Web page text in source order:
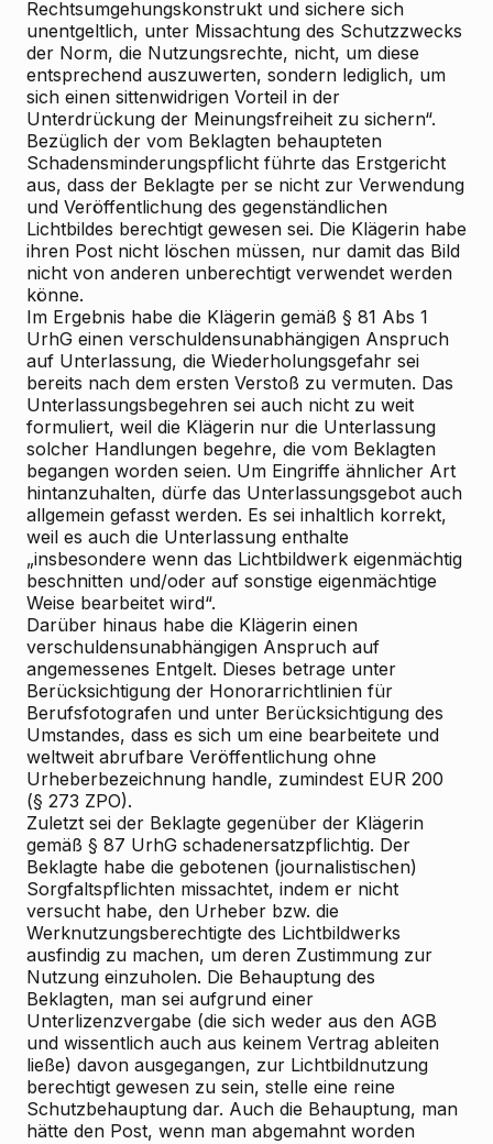
Rechtsumgehungskonstrukt und sichere sich
unentgeltlich, unter Missachtung des Schutzzwecks
der Norm, die Nutzungsrechte, nicht, um diese
entsprechend auszuwerten, sondern lediglich, um
sich einen sittenwidrigen Vorteil in der
Unterdrückung der Meinungsfreiheit zu sichern“.
Bezüglich der vom Beklagten behaupteten
Schadensminderungspflicht führte das Erstgericht
aus, dass der Beklagte per se nicht zur Verwendung
und Veröffentlichung des gegenständlichen
Lichtbildes berechtigt gewesen sei. Die Klägerin habe
ihren Post nicht löschen müssen, nur damit das Bild
nicht von anderen unberechtigt verwendet werden
könne.
Im Ergebnis habe die Klägerin gemäß § 81 Abs 1
UrhG einen verschuldensunabhängigen Anspruch
auf Unterlassung, die Wiederholungsgefahr sei
bereits nach dem ersten Verstoß zu vermuten. Das
Unterlassungsbegehren sei auch nicht zu weit
formuliert, weil die Klägerin nur die Unterlassung
solcher Handlungen begehre, die vom Beklagten
begangen worden seien. Um Eingriffe ähnlicher Art
hintanzuhalten, dürfe das Unterlassungsgebot auch
allgemein gefasst werden. Es sei inhaltlich korrekt,
weil es auch die Unterlassung enthalte
„insbesondere wenn das Lichtbildwerk eigenmächtig
beschnitten und/oder auf sonstige eigenmächtige
Weise bearbeitet wird“.
Darüber hinaus habe die Klägerin einen
verschuldensunabhängigen Anspruch auf
angemessenes Entgelt. Dieses betrage unter
Berücksichtigung der Honorarrichtlinien für
Berufsfotografen und unter Berücksichtigung des
Umstandes, dass es sich um eine bearbeitete und
weltweit abrufbare Veröffentlichung ohne
Urheberbezeichnung handle, zumindest EUR 200
(§ 273 ZPO).
Zuletzt sei der Beklagte gegenüber der Klägerin
gemäß § 87 UrhG schadenersatzpflichtig. Der
Beklagte habe die gebotenen (journalistischen)
Sorgfaltspflichten missachtet, indem er nicht
versucht habe, den Urheber bzw. die
Werknutzungsberechtigte des Lichtbildwerks
ausfindig zu machen, um deren Zustimmung zur
Nutzung einzuholen. Die Behauptung des
Beklagten, man sei aufgrund einer
Unterlizenzvergabe (die sich weder aus den AGB
und wissentlich auch aus keinem Vertrag ableiten
ließe) davon ausgegangen, zur Lichtbildnutzung
berechtigt gewesen zu sein, stelle eine reine
Schutzbehauptung dar. Auch die Behauptung, man
hätte den Post, wenn man abgemahnt worden